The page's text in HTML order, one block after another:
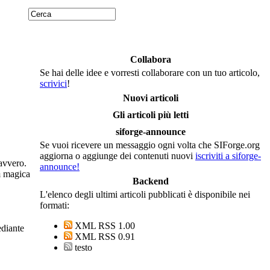
magica
Collabora
Se hai delle idee e vorresti collaborare con un tuo articolo,
scrivici!
Nuovi articoli
Gli articoli più letti
siforge-announce
Se vuoi ricevere un messaggio ogni volta che SIForge.org
aggiorna o aggiunge dei contenuti nuovi iscriviti a siforge-
announce!
Backend
L'elenco degli ultimi articoli pubblicati è disponibile nei
formati:
XML RSS 1.00
XML RSS 0.91
testo